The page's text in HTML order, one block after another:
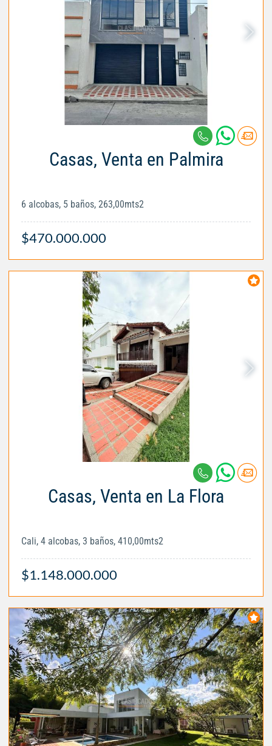
Casas, Venta en Palmira
6 alcobas, 5 baños, 263,00mts2
$470.000.000
Casas, Venta en La Flora
Cali, 4 alcobas, 3 baños, 410,00mts2
$1.148.000.000